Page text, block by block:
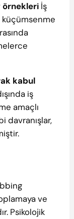
örnekleri İş
küçümsenme
kabul
iş
amaçlı
davranışlar,
ve
Psikolojik